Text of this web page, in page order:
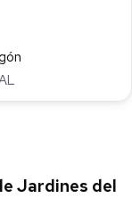
Jardines del